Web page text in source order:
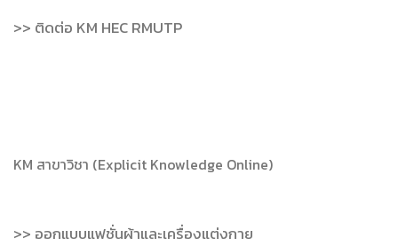
>> ติดต่อ KM HEC RMUTP
KM สาขาวิชา (Explicit Knowledge Online)
>> ออกแบบแฟชั่นผ้าและเครื่องแต่งกาย